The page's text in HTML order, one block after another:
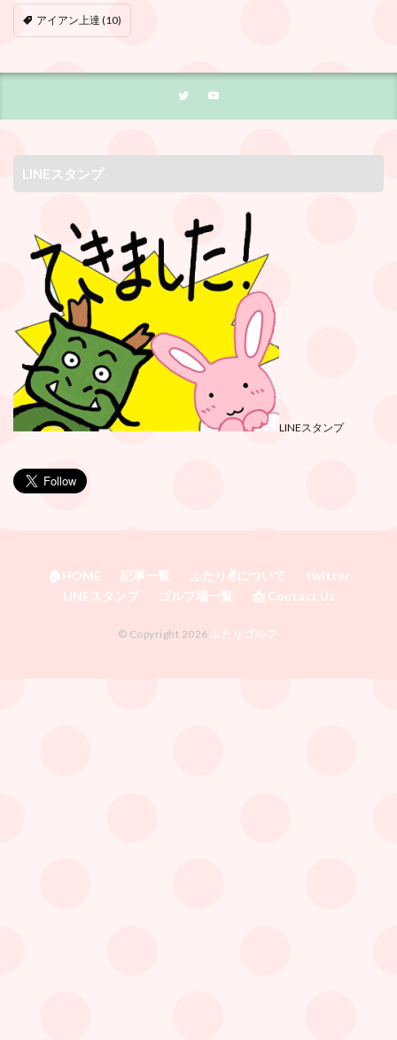
アイアン上達 (10)
LINEスタンプ
LINEスタンプ
🏠HOME 記事一覧 ふたり✌️について
twitter
LINEスタンプ
ゴルフ場一覧 📩 Contact Us
© Copyright 2026 ふたりゴルフ.